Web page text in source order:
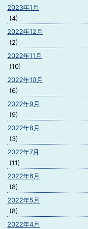
2023年1月
(4)
2022年12月
(2)
2022年11月
(10)
2022年10月
(6)
2022年9月
(9)
2022年8月
(3)
2022年7月
(11)
2022年6月
(8)
2022年5月
(8)
2022年4月